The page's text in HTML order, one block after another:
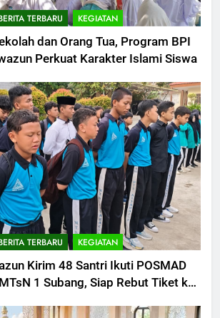
TERBARU KEGIATAN
dan Orang Tua, Program BPI
Perkuat Karakter Islami Siswa
TERBARU KEGIATAN
Kirim 48 Santri Ikuti POSMAD
1 Subang, Siap Rebut Tiket ke